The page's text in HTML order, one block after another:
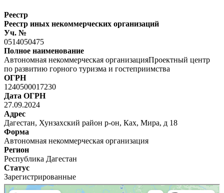
Реестр
Реестр иных некоммерческих организаций
Уч. №
0514050475
Полное наименование
Автономная некоммерческая организацияПроектный центр
по развитию горного туризма и гостеприимства
ОГРН
1240500017230
Дата ОГРН
27.09.2024
Адрес
Дагестан, Хунзахский район р-он, Ках, Мира, д 18
Форма
Автономная некоммерческая организация
Регион
Республика Дагестан
Статус
Зарегистрированные